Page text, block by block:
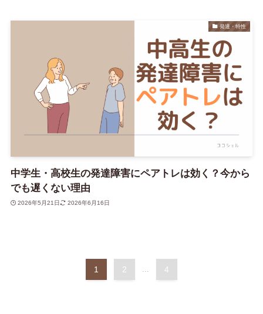
発達・特性
中学生・高校生の発達障害にペアトレは効く？今から
でも遅くない理由
2026年5月21日 2026年6月16日
1 2 ... 4